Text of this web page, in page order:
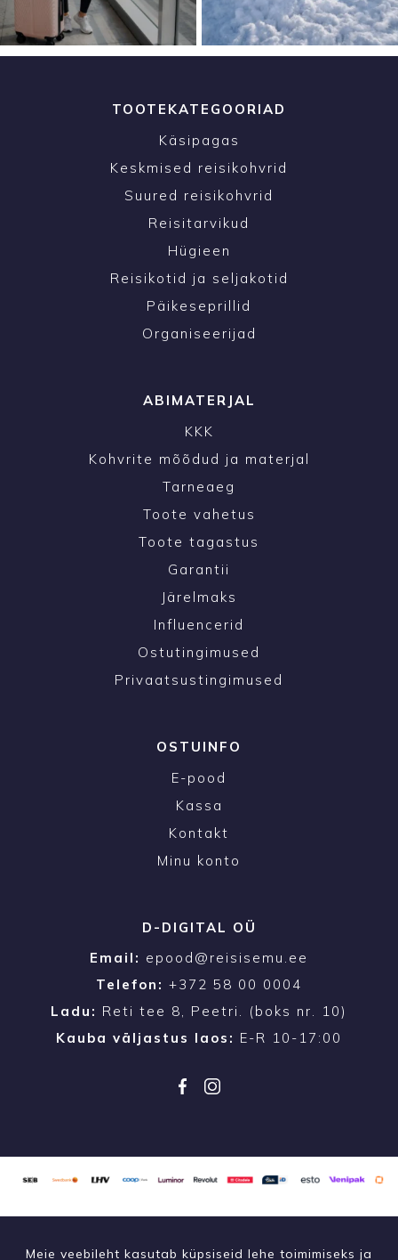
Meie veebileht kasutab küpsiseid lehe toimimiseks ja
TOOTEKATEGOORIAD
Käsipagas
Keskmised reisikohvrid
Suured reisikohvrid
Reisitarvikud
Hügieen
Reisikotid ja seljakotid
Päikeseprillid
Organiseerijad
ABIMATERJAL
KKK
Kohvrite mõõdud ja materjal
Tarneaeg
Toote vahetus
Toote tagastus
Garantii
Järelmaks
Influencerid
Ostutingimused
Privaatsustingimused
OSTUINFO
E-pood
Kassa
Kontakt
Minu konto
D-DIGITAL OÜ
Email: epood@reisisemu.ee
Telefon: +372 58 00 0004
Ladu: Reti tee 8, Peetri. (boks nr. 10)
Kauba väljastus laos: E-R 10-17:00